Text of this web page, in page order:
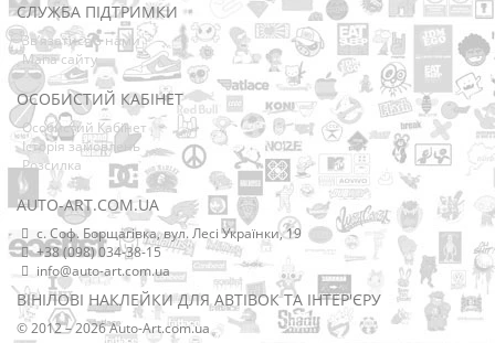
СЛУЖБА ПІДТРИМКИ
Зв’язатися з нами
Мапа сайту
ОСОБИСТИЙ КАБІНЕТ
Особистий Кабінет
Історія замовлень
Розсилка
AUTO-ART.COM.UA
с. Соф. Борщагівка, вул. Лесі Українки, 19
+38 (098) 034-38-15
info@auto-art.com.ua
ВІНІЛОВІ НАКЛЕЙКИ ДЛЯ АВТІВОК ТА ІНТЕР'ЄРУ
© 2012 – 2026 Auto-Art.com.ua